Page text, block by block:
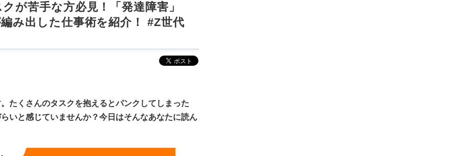
が苦手な方必見！「発達障害」
み出した仕事術を紹介！ #Z世代
たくさんのタスクを抱えるとパンクしてしまった
いと感じていませんか？今日はそんなあなたに読ん